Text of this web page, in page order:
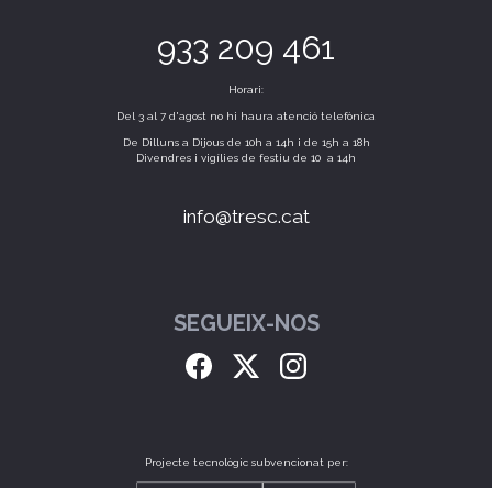
933 209 461
Horari:
Del 3 al 7 d'agost no hi haura atenció telefònica
De Dilluns a Dijous de 10h a 14h i de 15h a 18h
Divendres i vigílies de festiu de 10 a 14h
info@tresc.cat
SEGUEIX-NOS
Projecte tecnològic subvencionat per: